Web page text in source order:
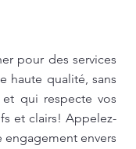
pour des services
haute qualité, sans
qui respecte vos
et clairs! Appelez-
envers